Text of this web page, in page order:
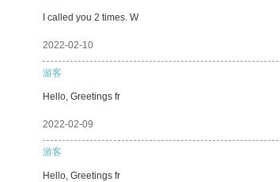
I called you 2 times. W
2022-02-10
游客
Hello, Greetings fr
2022-02-09
游客
Hello, Greetings fr